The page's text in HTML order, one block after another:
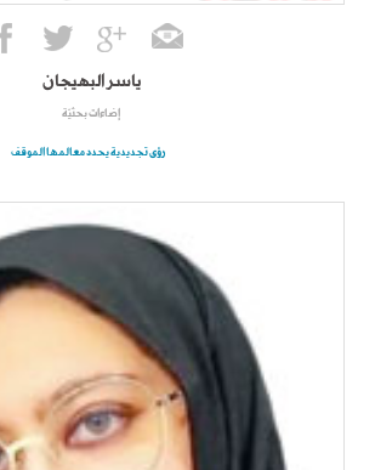
ياسر البهيجان
إضاءات بحثيّة
رؤى تجديدية يحدد معالمها الموقف